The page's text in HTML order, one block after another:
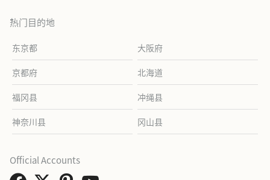
热门目的地
东京都 大阪府
京都府 北海道
福冈县 冲绳县
神奈川县 冈山县
Official Accounts